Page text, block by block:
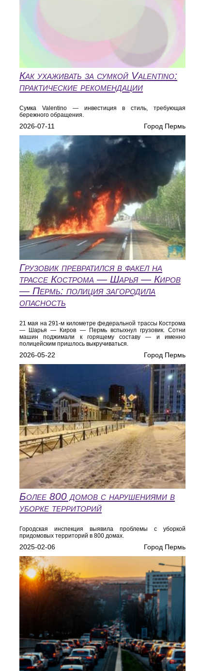
Как ухаживать за сумкой Valentino:
практические рекомендации
Сумка Valentino — инвестиция в стиль, требующая
бережного обращения.
2026-07-11 Город Пермь
Грузовик превратился в факел на
трассе Кострома — Шарья — Киров
— Пермь: полиция загородила
опасность
21 мая на 291-м километре федеральной трассы Кострома
— Шарья — Киров — Пермь вспыхнул грузовик. Сотни
машин поджимали к горящему составу — и именно
полицейским пришлось выкручиваться.
2026-05-22 Город Пермь
Более 800 домов с нарушениями в
уборке территорий
Городская инспекция выявила проблемы с уборкой
придомовых территорий в 800 домах.
2025-02-06 Город Пермь